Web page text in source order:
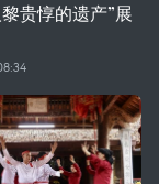
贵惇的遗产”展